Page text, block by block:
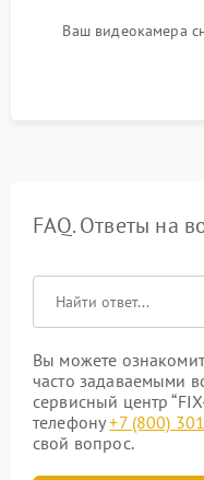
Ваш видеокамера
FAQ. Ответы на
Вы можете
часто задаваемыми
сервисный центр
телефону+7 (800)
свой вопрос.